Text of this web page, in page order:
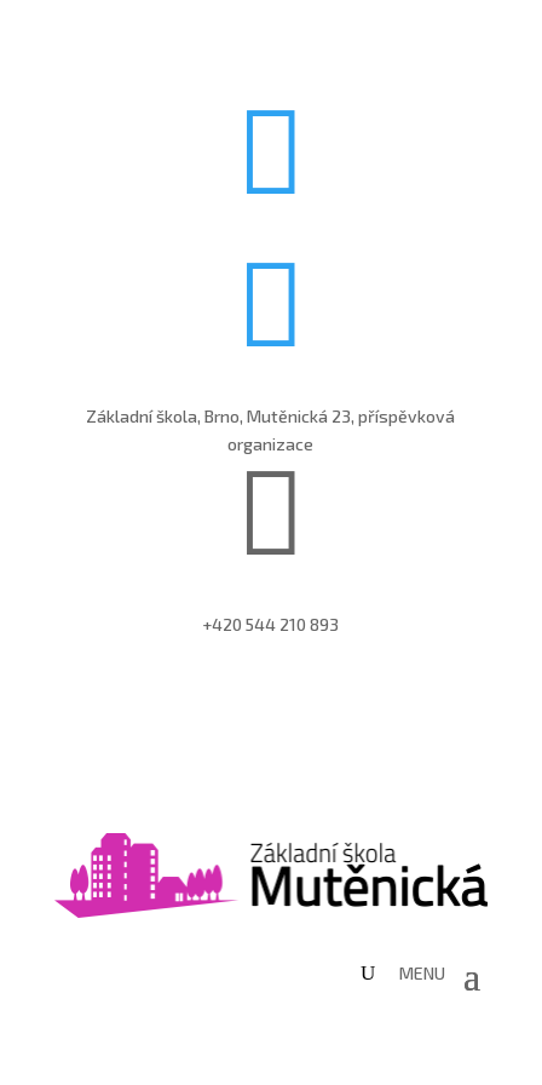


Základní škola, Brno, Mutěnická 23, příspěvková
organizace

+420 544 210 893